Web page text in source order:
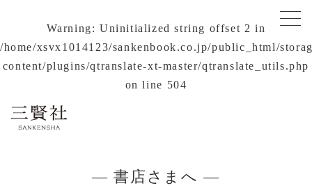
Warning: Uninitialized string offset 2 in
/home/xsvx1014123/sankenbook.co.jp/public_html/
content/plugins/qtranslate-xt-master/qtranslate_utils.php
on line 504
— 書店さまへ —